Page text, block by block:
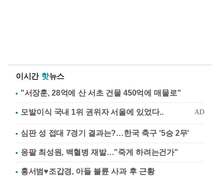
이시간 핫뉴스
"서장훈, 28억에 산 서초 건물 450억에 매물로"
심판 성 접대 7경기 결과는?…한국 축구 '5승 2무'
응팔 최성원, 백혈병 재발…"죽게 하려는건가"
홍서범♥조갑경, 아들 불륜 사과 후 근황